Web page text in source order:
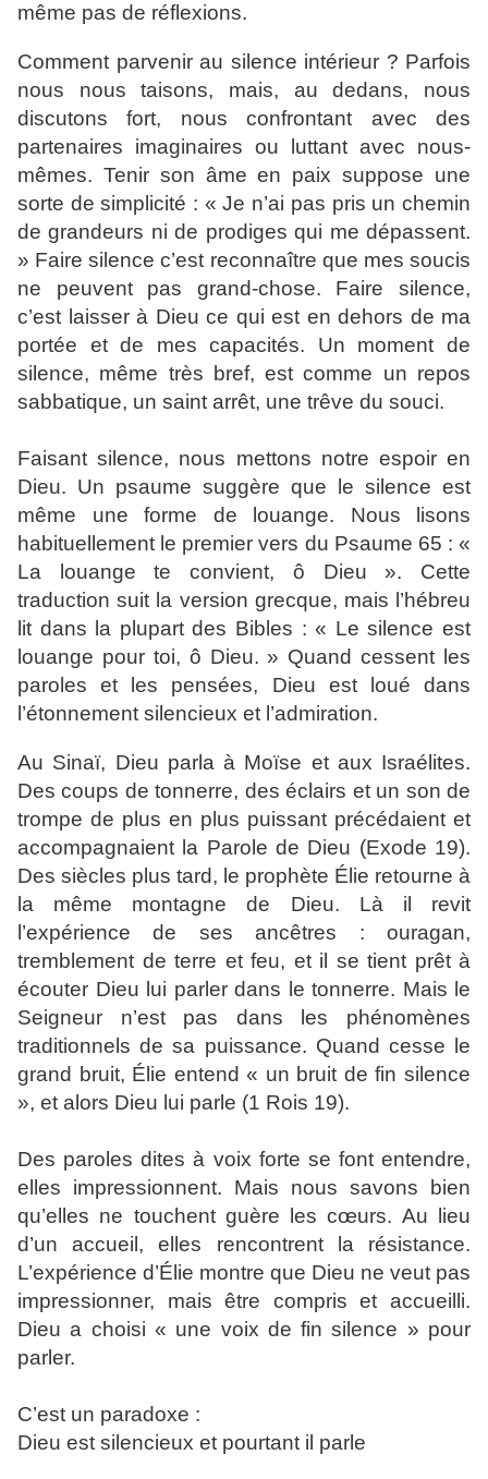
même pas de réflexions.
Comment parvenir au silence intérieur ? Parfois
nous nous taisons, mais, au dedans, nous
discutons fort, nous confrontant avec des
partenaires imaginaires ou luttant avec nous-
mêmes. Tenir son âme en paix suppose une
sorte de simplicité : « Je n’ai pas pris un chemin
de grandeurs ni de prodiges qui me dépassent.
» Faire silence c’est reconnaître que mes soucis
ne peuvent pas grand-chose. Faire silence,
c’est laisser à Dieu ce qui est en dehors de ma
portée et de mes capacités. Un moment de
silence, même très bref, est comme un repos
sabbatique, un saint arrêt, une trêve du souci.
Faisant silence, nous mettons notre espoir en
Dieu. Un psaume suggère que le silence est
même une forme de louange. Nous lisons
habituellement le premier vers du Psaume 65 : «
La louange te convient, ô Dieu ». Cette
traduction suit la version grecque, mais l’hébreu
lit dans la plupart des Bibles : « Le silence est
louange pour toi, ô Dieu. » Quand cessent les
paroles et les pensées, Dieu est loué dans
l’étonnement silencieux et l’admiration.
Au Sinaï, Dieu parla à Moïse et aux Israélites.
Des coups de tonnerre, des éclairs et un son de
trompe de plus en plus puissant précédaient et
accompagnaient la Parole de Dieu (Exode 19).
Des siècles plus tard, le prophète Élie retourne à
la même montagne de Dieu. Là il revit
l’expérience de ses ancêtres : ouragan,
tremblement de terre et feu, et il se tient prêt à
écouter Dieu lui parler dans le tonnerre. Mais le
Seigneur n’est pas dans les phénomènes
traditionnels de sa puissance. Quand cesse le
grand bruit, Élie entend « un bruit de fin silence
», et alors Dieu lui parle (1 Rois 19).
Des paroles dites à voix forte se font entendre,
elles impressionnent. Mais nous savons bien
qu’elles ne touchent guère les cœurs. Au lieu
d’un accueil, elles rencontrent la résistance.
L’expérience d’Élie montre que Dieu ne veut pas
impressionner, mais être compris et accueilli.
Dieu a choisi « une voix de fin silence » pour
parler.
C’est un paradoxe :
Dieu est silencieux et pourtant il parle